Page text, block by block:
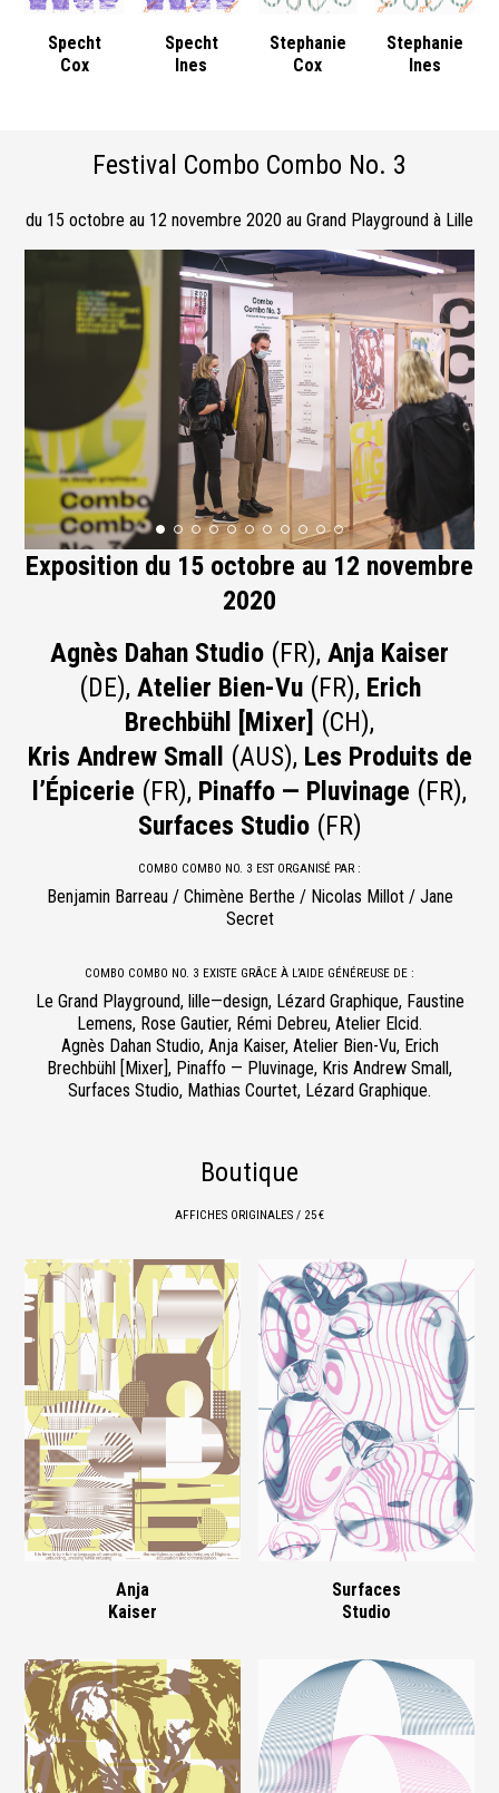
Specht
Cox
Specht
Ines
Stephanie
Cox
Stephanie
Ines
Festival Combo Combo No. 3
du 15 octobre au 12 novembre 2020 au Grand Playground à Lille
Exposition du 15 octobre au 12 novembre
2020
Agnès Dahan Studio (FR), Anja Kaiser
(DE), Atelier Bien-Vu(FR), Erich
Brechbühl [Mixer] (CH),
Kris Andrew Small
(AUS), Les Produits de
l’Épicerie (FR), Pinaffo — Pluvinage (FR),
Surfaces Studio(FR)
COMBO COMBO NO. 3 EST ORGANISÉ PAR :
Benjamin Barreau / Chimène Berthe / Nicolas Millot / Jane
Secret
COMBO COMBO NO. 3 EXISTE GRÂCE À L’AIDE GÉNÉREUSE DE :
Le Grand Playground, lille—design, Lézard Graphique, Faustine
Lemens, Rose Gautier, Rémi Debreu, Atelier Elcid.
Agnès Dahan Studio, Anja Kaiser, Atelier Bien-Vu, Erich
Brechbühl [Mixer], Pinaffo — Pluvinage, Kris Andrew Small,
Surfaces Studio, Mathias Courtet, Lézard Graphique.
Boutique
AFFICHES ORIGINALES / 25 €
Anja
Kaiser
Surfaces
Studio